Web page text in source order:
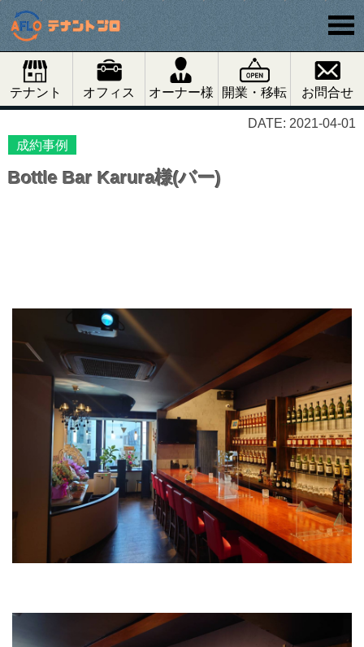
テナント オフィス オーナー様 開業・移転 お問合せ
DATE: 2021-04-01
成約事例
Bottle Bar Karura様(バー)